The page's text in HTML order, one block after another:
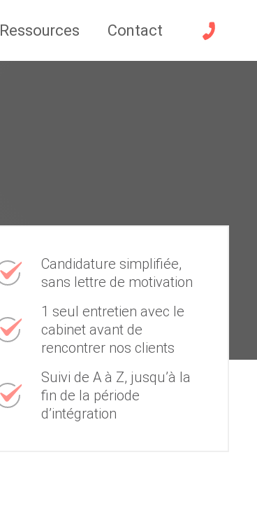
Ressources Contact
Candidature simplifiée,
sans lettre de motivation
1 seul entretien avec le
cabinet avant de
rencontrer nos clients
Suivi de A à Z, jusqu’à la
fin de la période
d’intégration